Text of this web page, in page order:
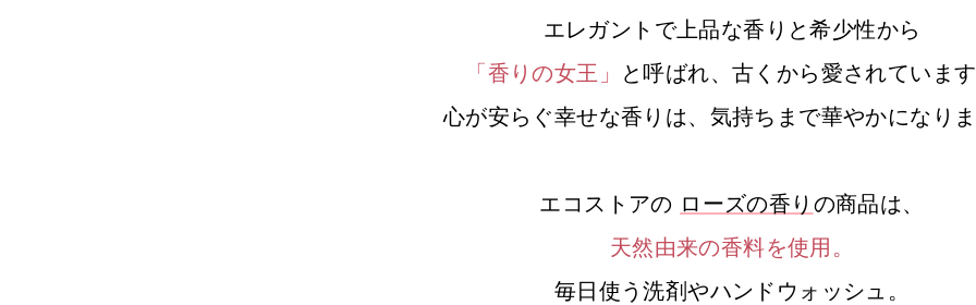
エレガントで上品な香りと希少性から
「香りの女王」
と呼ばれ、古くから愛されていま
心が安らぐ幸せな香りは、気持ちまで華やかになり
エコストアの ローズの香り の商品は、
天然由来の香料を使用。
毎日使う洗剤やハンドウォッシュ。